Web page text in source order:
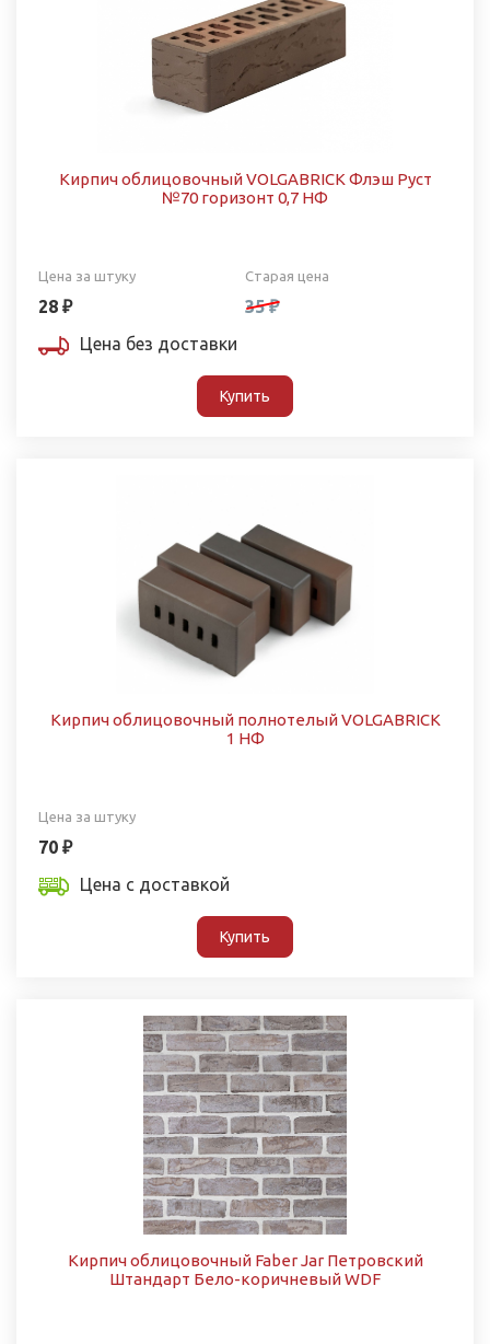
Кирпич облицовочный VOLGABRICK Флэш Руст
№70 горизонт 0,7 НФ
Цена за штуку
28 ₽
Старая цена
35 ₽
Цена без доставки
Купить
Кирпич облицовочный полнотелый VOLGABRICK
1 НФ
Цена за штуку
70 ₽
Цена с доставкой
Купить
Кирпич облицовочный Faber Jar Петровский
Штандарт Бело-коричневый WDF